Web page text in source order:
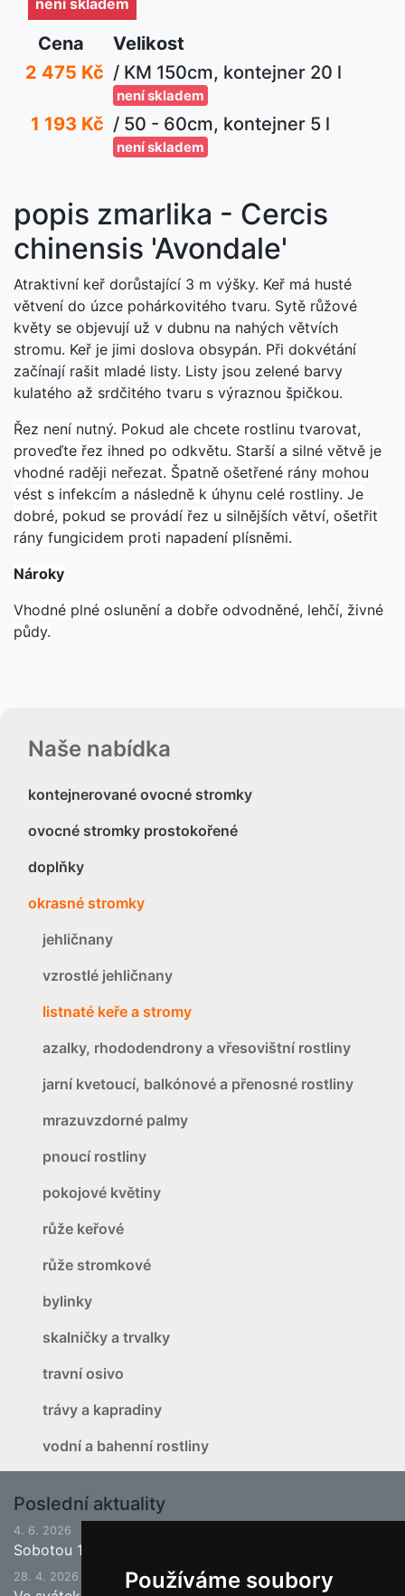
Používáme soubory
Naše nabídka
kontejnerované ovocné stromky
ovocné stromky prostokořené
doplňky
okrasné stromky
jehličnany
vzrostlé jehličnany
listnaté keře a stromy
azalky, rhododendrony a vřesovištní rostliny
jarní kvetoucí, balkónové a přenosné rostliny
mrazuvzdorné palmy
pnoucí rostliny
pokojové květiny
růže keřové
růže stromkové
bylinky
skalničky a trvalky
travní osivo
trávy a kapradiny
vodní a bahenní rostliny
Cena
Velikost
2 475 Kč / KM 150cm, kontejner 20 l
není skladem
1 193 Kč / 50 - 60cm, kontejner 5 l
není skladem
popis zmarlika - Cercis
chinensis 'Avondale'
Atraktivní keř dorůstající 3 m výšky. Keř má husté
větvení do úzce pohárkovitého tvaru. Sytě růžové
květy se objevují už v dubnu na nahých větvích
stromu. Keř je jimi doslova obsypán. Při dokvétání
začínají rašit mladé listy. Listy jsou zelené barvy
kulatého až srdčitého tvaru s výraznou špičkou.
Řez není nutný. Pokud ale chcete rostlinu tvarovat,
proveďte řez ihned po odkvětu. Starší a silné větvě je
vhodné raději neřezat. Špatně ošetřené rány mohou
vést s infekcím a následně k úhynu celé rostliny. Je
dobré, pokud se provádí řez u silnějších větví, ošetřit
rány fungicidem proti napadení plísněmi.
Nároky
Vhodné plné oslunění a dobře odvodněné, lehčí, živné
půdy.
Poslední aktuality
4. 6. 2026
Sobotou 13.6.2026 bude ukončena jarní sezona.
28. 4. 2026